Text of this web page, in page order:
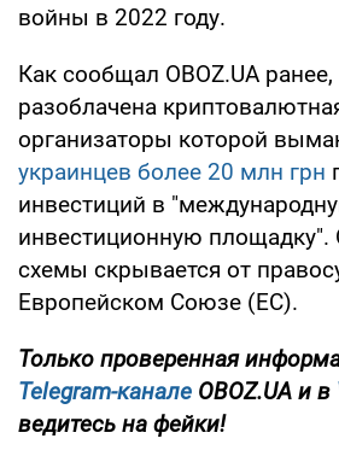
войны в 2022 году.
Как сообщал OBOZ.UA
разоблачена
организаторы которой
украинцев более 20 млн грн
инвестиций в
инвестиционную площадку".
схемы скрывается от
Европейском Союзе (ЕС).
Только проверенная
Telegram-канале OBOZ.UA и в
ведитесь на фейки!